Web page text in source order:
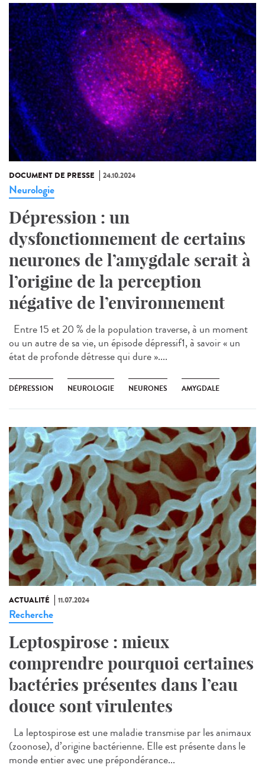
DOCUMENT DE PRESSE 24.10.2024
Neurologie
Dépression : un
dysfonctionnement de certains
neurones de l’amygdale serait à
l’origine de la perception
négative de l’environnement
Entre 15 et 20 % de la population traverse, à un moment
ou un autre de sa vie, un épisode dépressif1, à savoir « un
état de profonde détresse qui dure »....
DÉPRESSION NEUROLOGIE NEURONES AMYGDALE
ACTUALITÉ 11.07.2024
Recherche
Leptospirose : mieux
comprendre pourquoi certaines
bactéries présentes dans l’eau
douce sont virulentes
La leptospirose est une maladie transmise par les animaux
(zoonose), d’origine bactérienne. Elle est présente dans le
monde entier avec une prépondérance...